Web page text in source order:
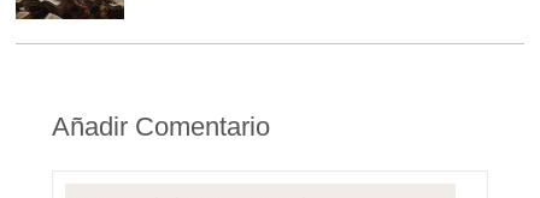
Añadir Comentario